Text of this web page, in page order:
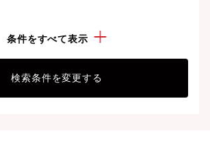
条件をすべて表示
検索条件を変更する